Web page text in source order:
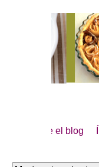
Sobre el blog